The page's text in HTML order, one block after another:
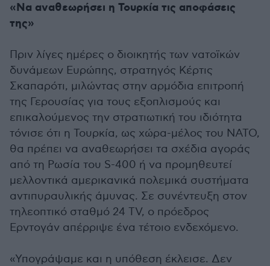
«Να αναθεωρήσει η Τουρκία τις αποφάσεις
της»
Πριν λίγες ημέρες ο διοικητής των νατοϊκών
δυνάμεων Ευρώπης, στρατηγός Κέρτις
Σκαπαρότι, μιλώντας στην αρμόδια επιτροπή
της Γερουσίας για τους εξοπλισμούς και
επικαλούμενος την στρατιωτική του ιδιότητα
τόνισε ότι η Τουρκία, ως χώρα-μέλος του ΝΑΤΟ,
θα πρέπει να αναθεωρήσει τα σχέδια αγοράς
από τη Ρωσία του S-400 ή να προμηθευτεί
μελλοντικά αμερικανικά πολεμικά συστήματα
αντιπυραυλικής άμυνας. Σε συνέντευξη στον
τηλεοπτικό σταθμό 24 TV, ο πρόεδρος
Ερντογάν απέρριψε ένα τέτοιο ενδεχόμενο.
«Υπογράψαμε και η υπόθεση έκλεισε. Δεν